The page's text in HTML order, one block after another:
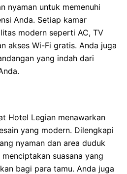
nyaman untuk memenuhi
Anda. Setiap kamar
modern seperti AC, TV
akses Wi-Fi gratis. Anda juga
yang indah dari
Hotel Legian menawarkan
yang modern. Dilengkapi
nyaman dan area duduk
suasana yang
bagi para tamu. Anda juga